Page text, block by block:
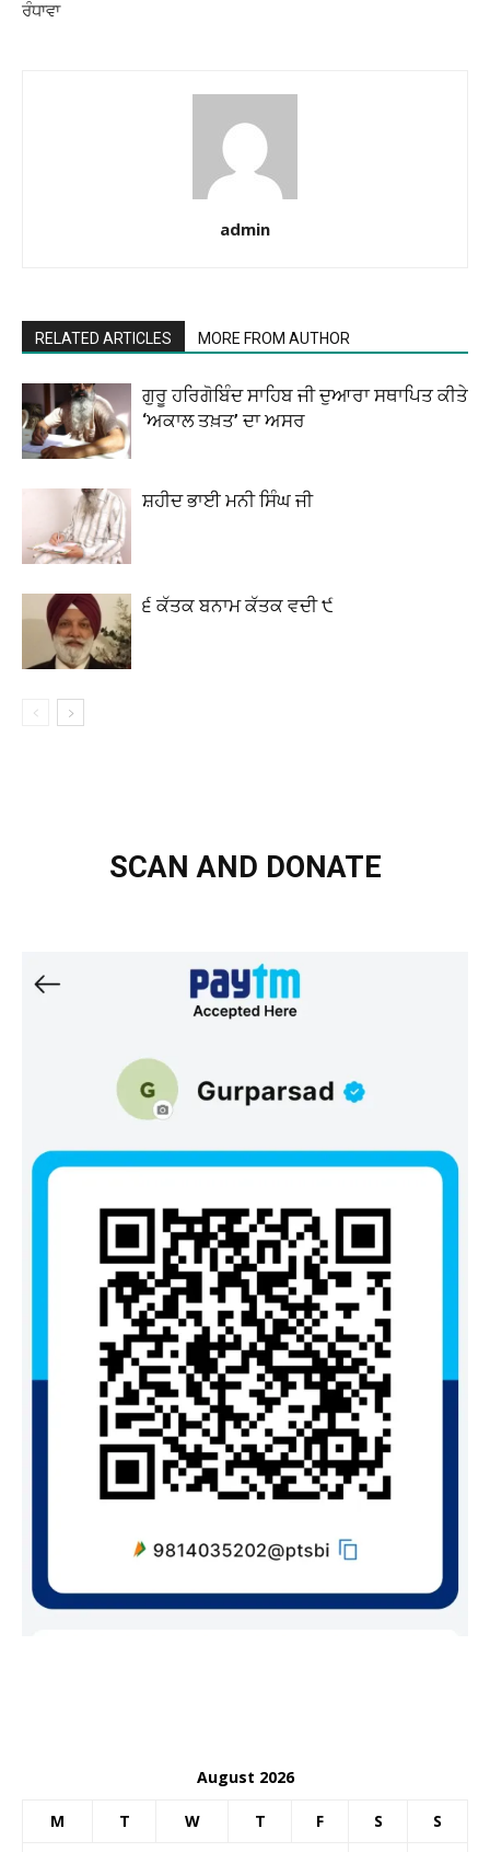
ਰੰਧਾਵਾ
admin
RELATED ARTICLES MORE FROM AUTHOR
ਗੁਰੂ ਹਰਿਗੋਬਿੰਦ ਸਾਹਿਬ ਜੀ ਦੁਆਰਾ ਸਥਾਪਿਤ ਕੀਤੇ
‘ਅਕਾਲ ਤਖ਼ਤ’ ਦਾ ਅਸਰ
ਸ਼ਹੀਦ ਭਾਈ ਮਨੀ ਸਿੰਘ ਜੀ
੬ ਕੱਤਕ ਬਨਾਮ ਕੱਤਕ ਵਦੀ ੯
SCAN AND DONATE
August 2026
M T W T F S S